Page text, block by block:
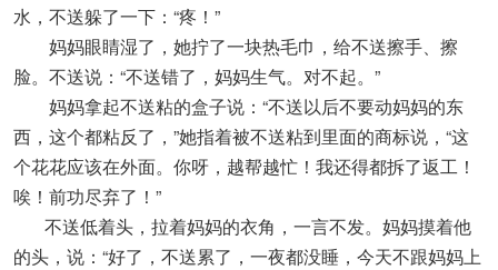
水，不送躲了一下：“疼！”
妈妈眼睛湿了，她拧了一块热毛巾，给不送擦手、擦
脸。不送说：“不送错了，妈妈生气。对不起。”
妈妈拿起不送粘的盒子说：“不送以后不要动妈妈的东
西，这个都粘反了，”她指着被不送粘到里面的商标说，“这
个花花应该在外面。你呀，越帮越忙！我还得都拆了返工！
唉！前功尽弃了！”
不送低着头，拉着妈妈的衣角，一言不发。妈妈摸着他
的头，说：“好了，不送累了，一夜都没睡，今天不跟妈妈上